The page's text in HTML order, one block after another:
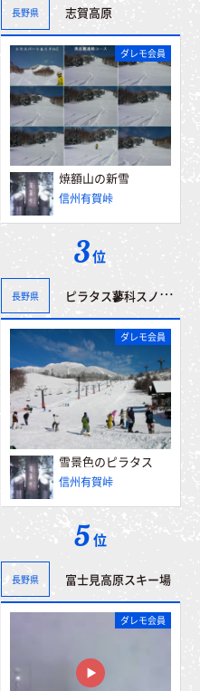
長野県 志賀高原
ダレモ会員
焼額山の新雪
信州有賀峠
3位
長野県 ピラタス蓼科スノーリゾート
ダレモ会員
雪景色のピラタス
信州有賀峠
5位
長野県 富士見高原スキー場
ダレモ会員